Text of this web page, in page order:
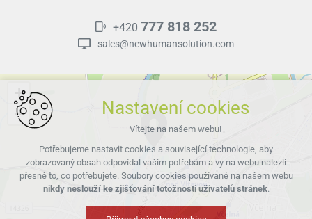
+420 777 818 252
sales@newhumansolution.com
+
−
Nastavení cookies
Vítejte na našem webu!
Potřebujeme nastavit cookies a související technologie, aby
zobrazovaný obsah odpovídal vašim potřebám a vy na webu nalezli
přesně to, co potřebujete. Soubory cookies používané na našem webu
nikdy neslouží ke zjišťování totožnosti uživatelů stránek.